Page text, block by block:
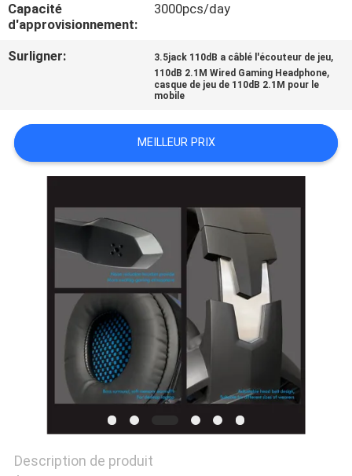
CONTACTEZ-
NOUS
UNE
CITATION
PLAN
PRIVACY
POLICY
Capacité
d'approvisionnement:
3000pcs/day
Surligner: 3.5jack 110dB a câblé l'écouteur de jeu,
110dB 2.1M Wired Gaming Headphone,
casque de jeu de 110dB 2.1M pour le
mobile
MEILLEUR PRIX
Description de produit